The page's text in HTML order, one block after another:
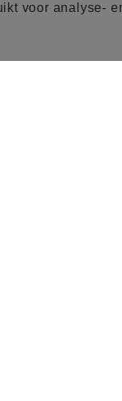
voor analyse-